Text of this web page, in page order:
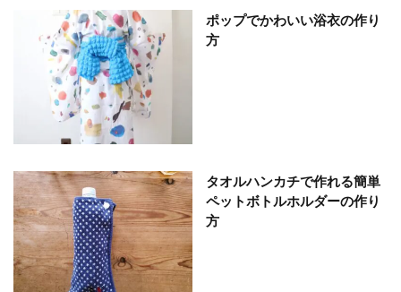
ポップでかわいい浴衣の作り
方
タオルハンカチで作れる簡単
ペットボトルホルダーの作り
方